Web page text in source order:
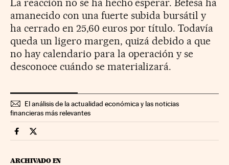
amanecido con una fuerte subida bursátil y
ha cerrado en 25,60 euros por título. Todavía
queda un ligero margen, quizá debido a que
no hay calendario para la operación y se
desconoce cuándo se materializará.
El análisis de la actualidad económica y las noticias
financieras más relevantes
Companias Cinco Días en Facebook
Companias Cinco Días en Twitter
ARCHIVADO EN